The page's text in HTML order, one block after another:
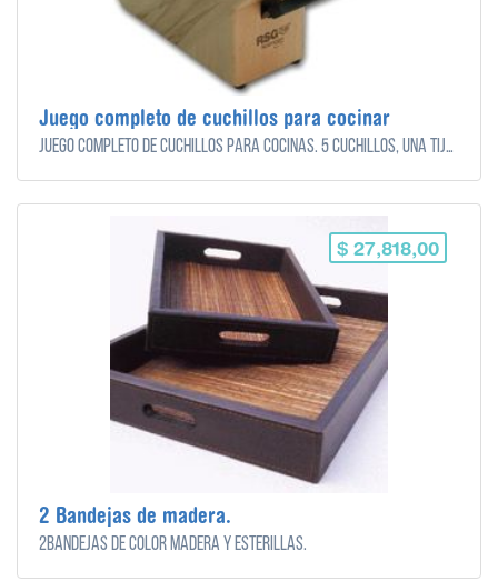
Juego completo de cuchillos para cocinar
Juego completo de cuchillos para cocinas. 5 cuchillos, una tijera y una chaira para afilar.
$ 27,818,00
2 Bandejas de madera.
2Bandejas de color madera y esterillas.